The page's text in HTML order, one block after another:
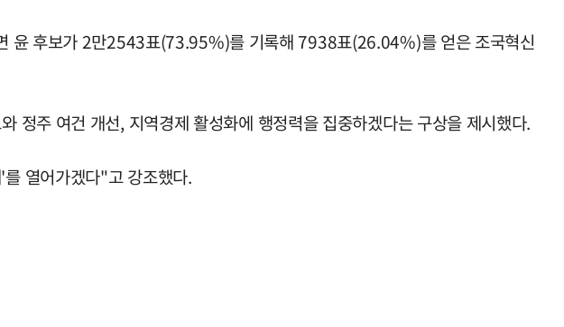
윤 후보가 2만2543표(73.95%)를 기록해 7938표(26.04%)를 얻은 조국혁신
정주 여건 개선, 지역경제 활성화에 행정력을 집중하겠다는 구상을 제시했다.
열어가겠다"고 강조했다.